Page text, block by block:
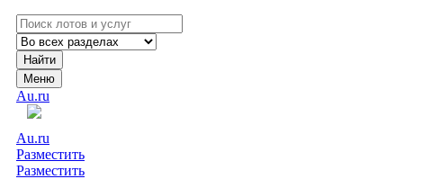
Найти
Меню
Au.ru
Au.ru
Разместить
Разместить